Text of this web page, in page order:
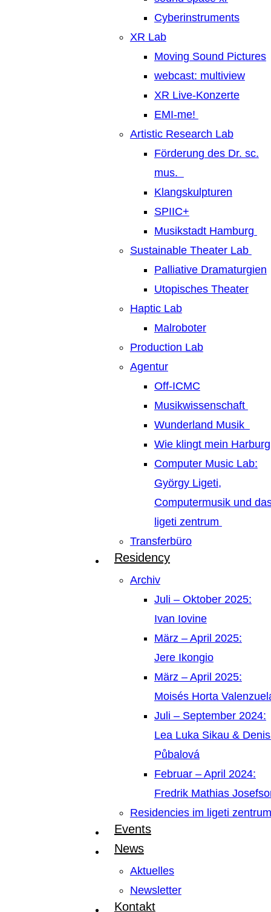
Cyberinstruments
XR Lab
Moving Sound Pictures
webcast: multiview
XR Live-Konzerte
EMI-me!
Artistic Research Lab
Förderung des Dr. sc.
mus.
Klangskulpturen
SPIIC+
Musikstadt Hamburg
Sustainable Theater Lab
Palliative Dramaturgien
Utopisches Theater
Haptic Lab
Malroboter
Production Lab
Agentur
Off-ICMC
Musikwissenschaft
Wunderland Musik
Wie klingt mein Harburg
Computer Music Lab:
György Ligeti,
Computermusik und
ligeti zentrum
Transferbüro
Residency
Archiv
Juli – Oktober 2025:
Ivan Iovine
März – April 2025:
Jere Ikongio
März – April 2025:
Moisés Horta
Juli – September 2024:
Lea Luka Sikau &
Půbalová
Februar – April 2024:
Fredrik Mathias
Residencies im ligeti zentrum
Events
News
Aktuelles
Newsletter
Kontakt